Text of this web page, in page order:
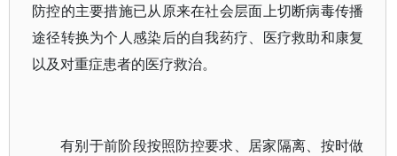
防控的主要措施已从原来在社会层面上切断病毒传播
途径转换为个人感染后的自我药疗、医疗救助和康复
以及对重症患者的医疗救治。
有别于前阶段按照防控要求、居家隔离、按时做